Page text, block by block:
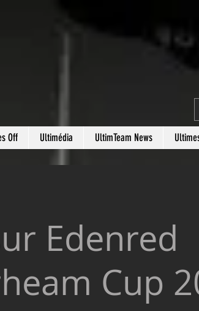
Off Ultimédia UltimTeam News
Edenred
Cup